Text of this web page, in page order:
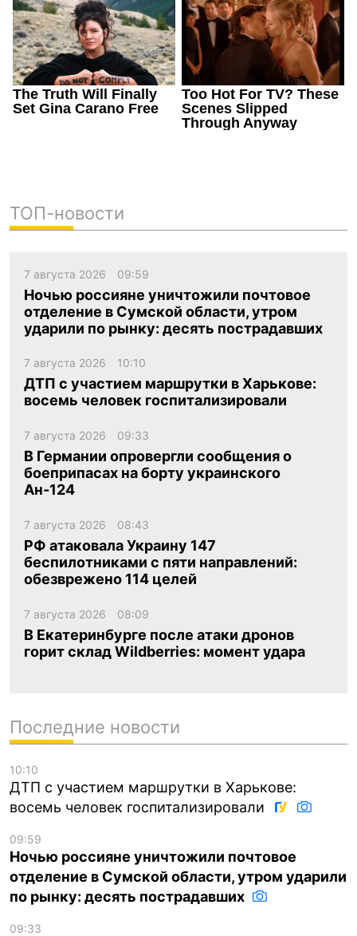
ТОП-новости
7 августа 2026 09:59
Ночью россияне уничтожили почтовое
отделение в Сумской области, утром
ударили по рынку: десять пострадавших
7 августа 2026 10:10
ДТП с участием маршрутки в Харькове:
восемь человек госпитализировали
7 августа 2026 09:33
В Германии опровергли сообщения о
боеприпасах на борту украинского
Ан-124
7 августа 2026 08:43
РФ атаковала Украину 147
беспилотниками с пяти направлений:
обезврежено 114 целей
7 августа 2026 08:09
В Екатеринбурге после атаки дронов
горит склад Wildberries: момент удара
Последние новости
10:10
ДТП с участием маршрутки в Харькове:
восемь человек госпитализировали
09:59
Ночью россияне уничтожили почтовое
отделение в Сумской области, утром ударили
по рынку: десять пострадавших
09:33